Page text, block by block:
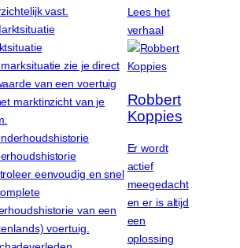
vast.
zie je direct
van een voertuig
marktinzicht van je
eenvoudig en snel
van een
voertuig.
Lees het
verhaal
Robbert
Koppies
Er wordt
actief
meegedacht
en er is altijd
een
oplossing